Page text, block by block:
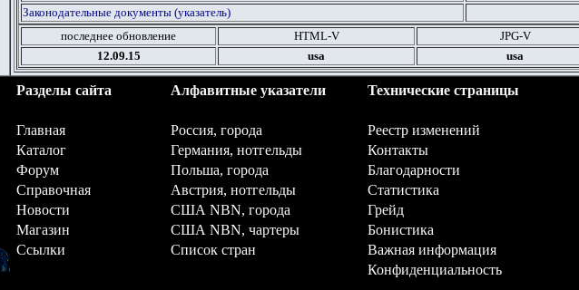
Законодательные документы (указатель)
последнее обновление
HTML-V JPG-V
12.09.15
usa usa
Разделы сайта Алфавитные указатели Технические страницы
Главная Россия, города
Реестр изменений
Каталог
Германия, нотгельды
Контакты
Форум
Польша, города
Благодарности
Справочная
Австрия, нотгельды
Статистика
Новости
США NBN, города
Грейд
Магазин
США NBN, чартеры
Бонистика
Ссылки
Список стран
Важная информация
Конфиденциальность